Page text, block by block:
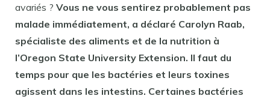
avariés ? Vous ne vous sentirez probablement pas
malade immédiatement, a déclaré Carolyn Raab,
spécialiste des aliments et de la nutrition à
l’Oregon State University Extension. Il faut du
temps pour que les bactéries et leurs toxines
agissent dans les intestins. Certaines bactéries